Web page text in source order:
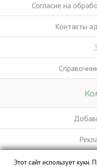
Согласие на
Контакты
Этот сайт использует